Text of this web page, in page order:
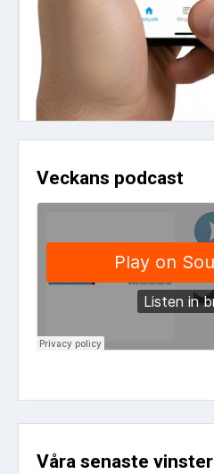
Veckans podcast
Våra senaste vinster